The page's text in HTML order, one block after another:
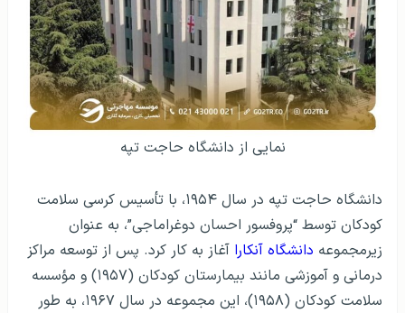
نمایی از دانشگاه حاجت تپه
دانشگاه حاجت تپه در سال ۱۹۵۴، با تأسیس کرسی سلامت
کودکان توسط “پروفسور احسان دوغراماجی”، به عنوان
زیرمجموعه دانشگاه آنکارا آغاز به کار کرد. پس از توسعه مراکز
درمانی و آموزشی مانند بیمارستان کودکان (۱۹۵۷) و مؤسسه
سلامت کودکان (۱۹۵۸)، این مجموعه در سال ۱۹۶۷، به طور